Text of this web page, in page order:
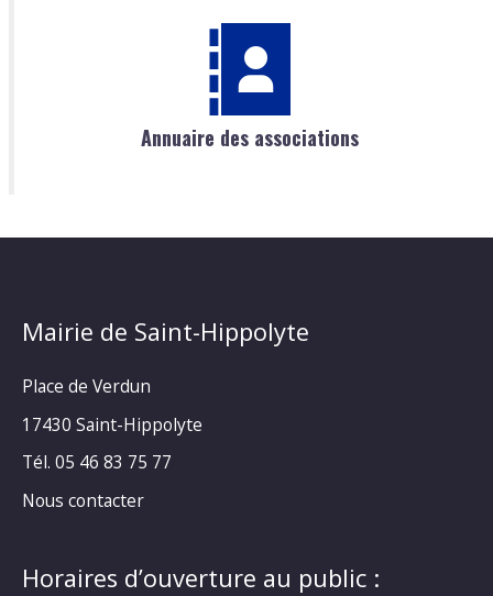
Annuaire des associations
Mairie de Saint-Hippolyte
Place de Verdun
17430 Saint-Hippolyte
Tél. 05 46 83 75 77
Nous contacter
Horaires d’ouverture au public :